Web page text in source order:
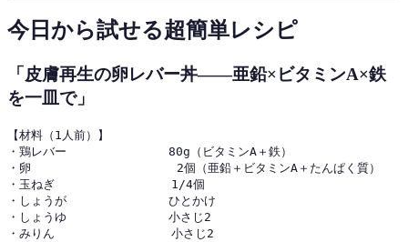
今日から試せる超簡単レシピ
「皮膚再生の卵レバー丼——亜鉛×ビタミンA×鉄
を一皿で」
【材料（1人前）】
・鶏レバー              80g（ビタミンA＋鉄）
・卵                    2個（亜鉛＋ビタミンA＋たんぱく質）
・玉ねぎ                1/4個
・しょうが              ひとかけ
・しょうゆ              小さじ2
・みりん                小さじ2